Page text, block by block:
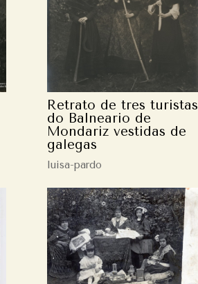
Retrato de tres turistas
do Balneario de
Mondariz vestidas de
galegas
luisa-pardo